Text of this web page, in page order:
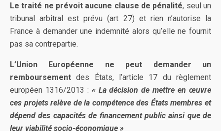
Le traité ne prévoit aucune clause de pénalité, seul un
tribunal arbitral est prévu (art 27) et rien n’autorise la
France à demander une indemnité alors qu’elle ne fournit
pas sa contrepartie.
L’Union Européenne ne peut demander un
remboursement des États, l’article 17 du règlement
européen 1316/2013 : « La décision de mettre en œuvre
ces projets relève de la compétence des États membres et
dépenddes capacités de financement public ainsi que de
leur viabilité socio-économique »